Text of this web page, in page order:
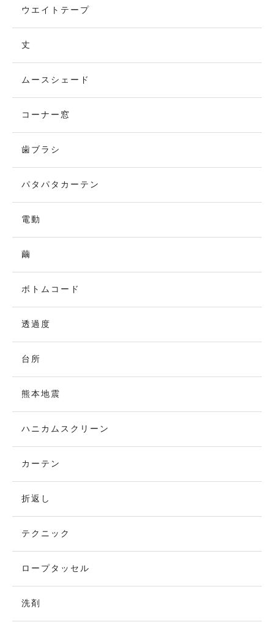
ウエイトテープ
丈
ムースシェード
コーナー窓
歯ブラシ
パタパタカーテン
電動
繭
ボトムコード
透過度
台所
熊本地震
ハニカムスクリーン
カーテン
折返し
テクニック
ロープタッセル
洗剤